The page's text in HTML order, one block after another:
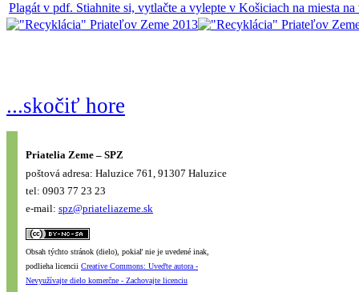
Plagát v pdf. Stiahnite si, vytlačte a vylepte v Košiciach na miesta
...skočiť hore
Priatelia Zeme – SPZ
poštová adresa: Haluzice 761, 91307 Haluzice
tel: 0903 77 23 23
e-mail: spz@priateliazeme.sk
Obsah týchto stránok (dielo), pokiaľ nie je uvedené inak,
podlieha licencii Creative Commons: Uveďte autora -
Nevyužívajte dielo komerčne - Zachovajte licenciu